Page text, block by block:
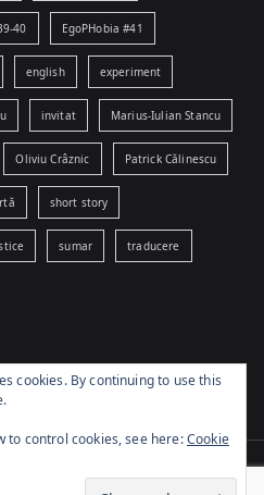
40 EgoPHobia #41
english experiment
invitat Marius-Iulian Stancu
Oliviu Crâznic Patrick Călinescu
short story
sumar traducere
. Powered byZakraand
cookies. By continuing to use this
to control cookies, see here:Cookie